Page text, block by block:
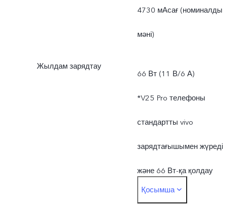
алдын ала орнатылған
қолданбалар орын
қолжетімді ROM 256 Гб-
дан кем.
4730 мАсағ (номиналды
мәні)
Жылдам зарядтау
66 Вт (11 В/6 А)
*V25 Pro телефоны
стандартты vivo
зарядтағышымен жүреді
және 66 Вт-қа қолдау
көрсетеді. Нақты
Қосымша